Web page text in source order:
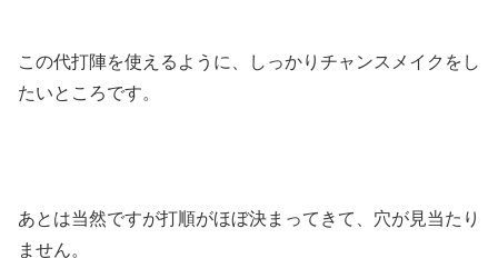
この代打陣を使えるように、しっかりチャンスメイクをし
たいところです。
あとは当然ですが打順がほぼ決まってきて、穴が見当たり
ません。